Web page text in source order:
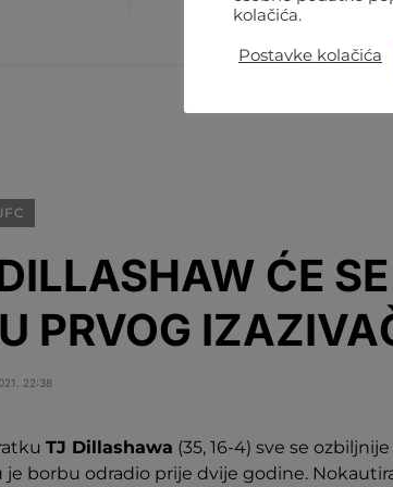
ĆE
PRVOG
22:38
TJ Dillashawa (35, 16-4) sve se
je borbu odradio prije dvije godine.
kolačića.
Postavke kolačića